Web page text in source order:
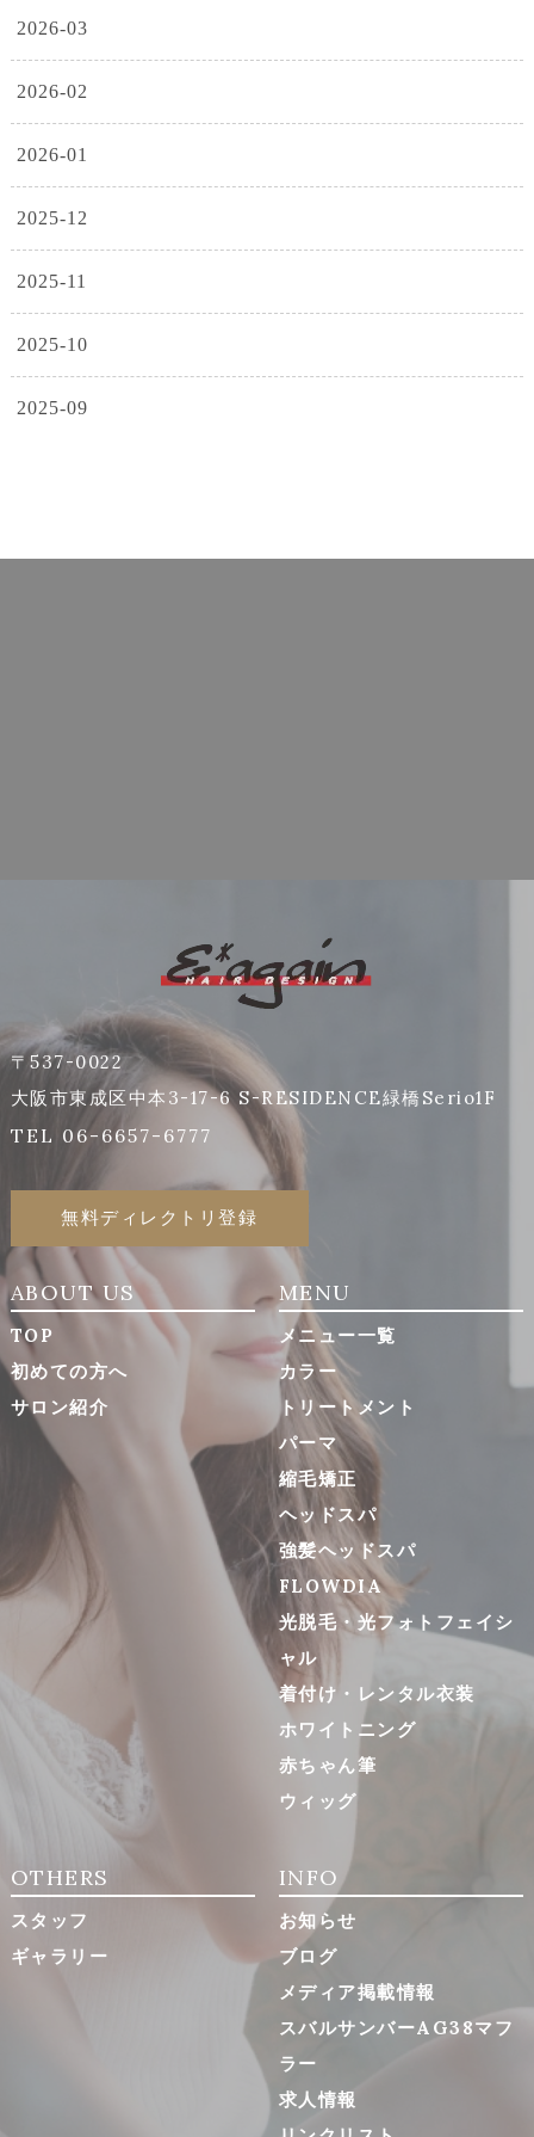
2026-03
2026-02
2026-01
2025-12
2025-11
2025-10
2025-09
〒537-0022
大阪市東成区中本3-17-6 S-RESIDENCE緑橋Serio1F
TEL 06-6657-6777
無料ディレクトリ登録
ABOUT US
TOP
初めての方へ
サロン紹介
MENU
メニュー一覧
カラー
トリートメント
パーマ
縮毛矯正
ヘッドスパ
強髪ヘッドスパ
FLOWDIA
光脱毛・光フォトフェイシ
ャル
着付け・レンタル衣装
ホワイトニング
赤ちゃん筆
ウィッグ
OTHERS
スタッフ
ギャラリー
INFO
お知らせ
ブログ
メディア掲載情報
スバルサンバーAG38マフ
ラー
求人情報